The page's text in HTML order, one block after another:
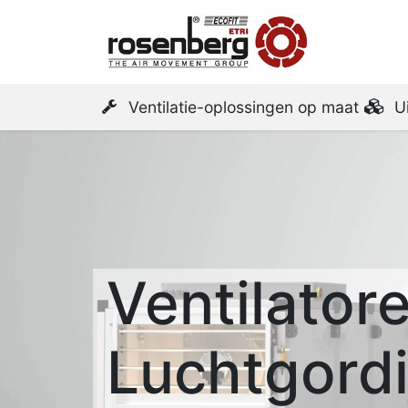
Ventilatie-oplossingen op maat